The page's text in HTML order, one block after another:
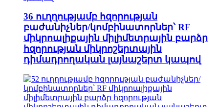
36 ուղղությամբ հզորության
բաժանիչներ/կոմբինատորներ՝ RF
միկրոալիքային միլիմետրային բարձր
հզորության միկրոշերտային
դիմադրողական լայնաշերտ կապով